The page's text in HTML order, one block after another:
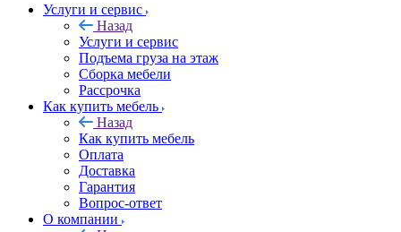
Услуги и сервис
Назад
Услуги и сервис
Подъема груза на этаж
Сборка мебели
Рассрочка
Как купить мебель
Назад
Как купить мебель
Оплата
Доставка
Гарантия
Вопрос-ответ
О компании